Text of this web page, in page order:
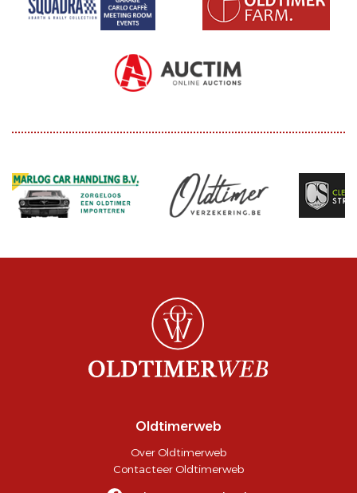
Oldtimerweb
Over Oldtimerweb
Contacteer Oldtimerweb